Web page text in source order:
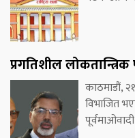
प्रगतिशील लोकतान्त्रिक
काठमाडौं,
विभाजित
पूर्वमाओवादी